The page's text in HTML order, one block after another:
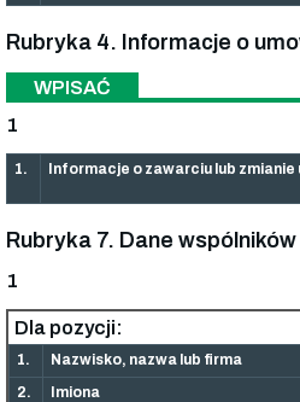
Rubryka 4. Informacje o
WPISAĆ
1
1. Informacje o zawarciu lub zmianie
Rubryka 7. Dane wspólników
1
Dla pozycji:
1. Nazwisko, nazwa lub firma
2.
Imiona